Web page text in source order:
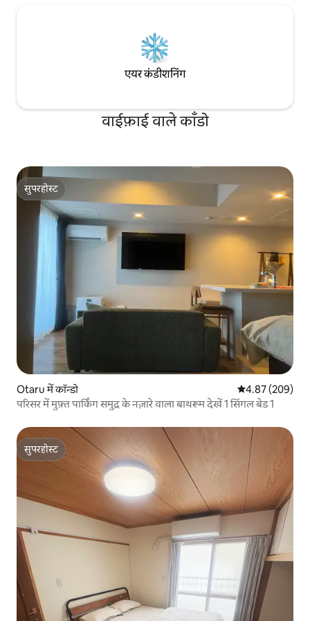
एयर कंडीशनिंग
वाईफ़ाई वाले काँडो
सुपरहोस्ट
सुपरहोस्ट
Otaru में कॉन्डो औसत रेटिंग 5 में से
4.87 (209)
परिसर में मुफ़्त पार्किंग समुद्र के नज़ारे वाला बाथरूम देखें 1 सिंगल बेड 1
सुपरहोस्ट
सुपरहोस्ट